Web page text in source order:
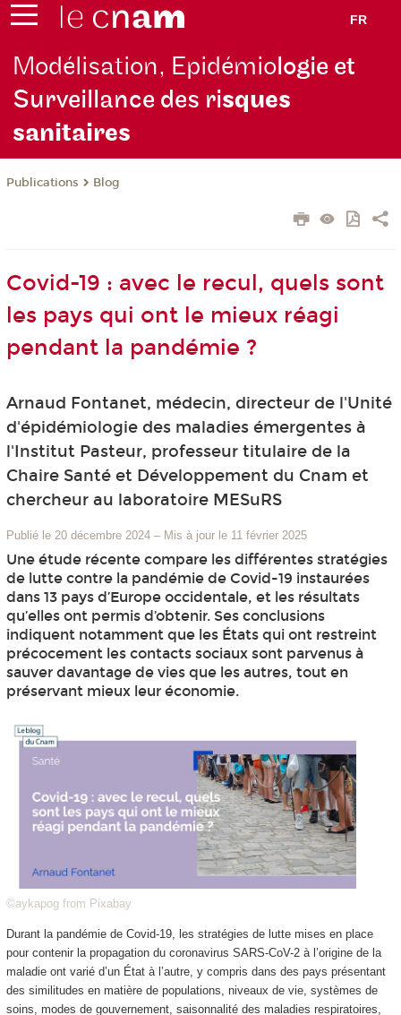
FR
Modélisation, Epidémiologie et
Surveillance des risques
sanitaires
Publications Blog
Covid-19 : avec le recul, quels sont
les pays qui ont le mieux réagi
pendant la pandémie ?
Arnaud Fontanet, médecin, directeur de l'Unité
d'épidémiologie des maladies émergentes à
l'Institut Pasteur, professeur titulaire de la
Chaire Santé et Développement du Cnam et
chercheur au laboratoire MESuRS
Publié le 20 décembre 2024 – Mis à jour le 11 février 2025
Une étude récente compare les différentes stratégies
de lutte contre la pandémie de Covid-19 instaurées
dans 13 pays d’Europe occidentale, et les résultats
qu’elles ont permis d’obtenir. Ses conclusions
indiquent notamment que les États qui ont restreint
précocement les contacts sociaux sont parvenus à
sauver davantage de vies que les autres, tout en
préservant mieux leur économie.
©aykapog from Pixabay
Durant la pandémie de Covid-19, les stratégies de lutte mises en place
pour contenir la propagation du coronavirus SARS-CoV-2 à l’origine de la
maladie ont varié d’un État à l’autre, y compris dans des pays présentant
des similitudes en matière de populations, niveaux de vie, systèmes de
soins, modes de gouvernement, saisonnalité des maladies respiratoires,